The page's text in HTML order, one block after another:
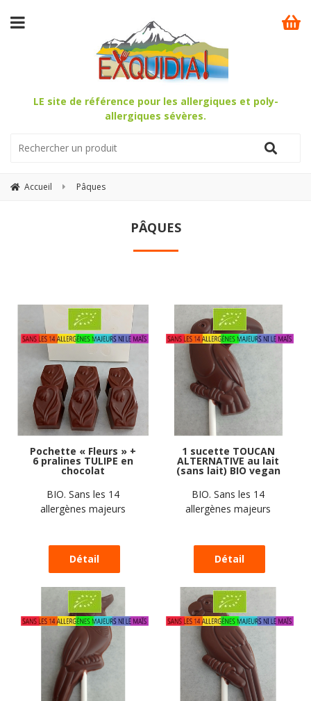
LE site de référence pour les allergiques et poly-
allergiques sévères.
Accueil Pâques
PÂQUES
Pochette « Fleurs » +
6 pralines TULIPE en
chocolat
(sans lait) BIO vegan
sans allergènes : 49g
BIO. Sans les 14
allergènes majeurs
1 sucette TOUCAN
ALTERNATIVE au lait
(sans lait) BIO vegan
sans allergènes
Exquidia : 19
grammes
BIO. Sans les 14
allergènes majeurs